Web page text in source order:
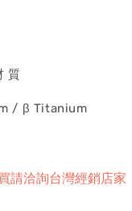
質
/ β Titanium
請洽詢台灣經銷店家